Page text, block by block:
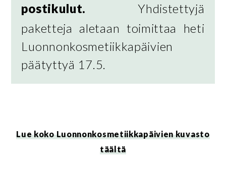
postikulut. Yhdistettyjä
paketteja aletaan toimittaa heti
Luonnonkosmetiikkapäivien
päätyttyä 17.5.
Lue koko Luonnonkosmetiikkapäivien kuvasto
täältä